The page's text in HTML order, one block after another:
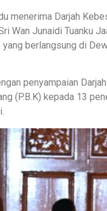
menerima Darjah
Wan Junaidi Tuanku
berlangsung di
penyampaian
(P.B.K) kepada 13